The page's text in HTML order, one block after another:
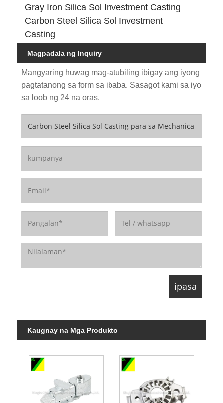
Gray Iron Silica Sol Investment Casting
Carbon Steel Silica Sol Investment
Casting
Magpadala ng Inquiry
Mangyaring huwag mag-atubiling ibigay ang iyong
pagtatanong sa form sa ibaba. Sasagot kami sa iyo
sa loob ng 24 na oras.
Kaugnay na Mga Produkto